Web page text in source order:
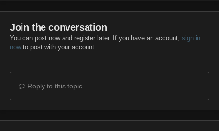
Join the conversation
You can post now and register later. If you have an account, sign in
nowto post with your account.
Reply to this topic...